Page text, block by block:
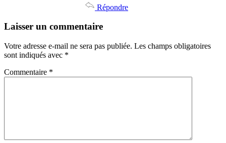
Répondre
Laisser un commentaire
Votre adresse e-mail ne sera pas publiée. Les champs obligatoires
sont indiqués avec *
Commentaire *